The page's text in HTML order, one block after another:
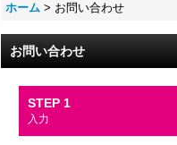
ホーム > お問い合わせ
お問い合わせ
STEP 1
入力